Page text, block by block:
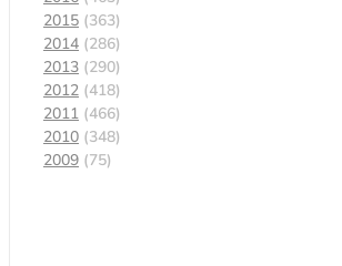
2015 (363)
2014 (286)
2013 (290)
2012 (418)
2011 (466)
2010 (348)
2009 (75)